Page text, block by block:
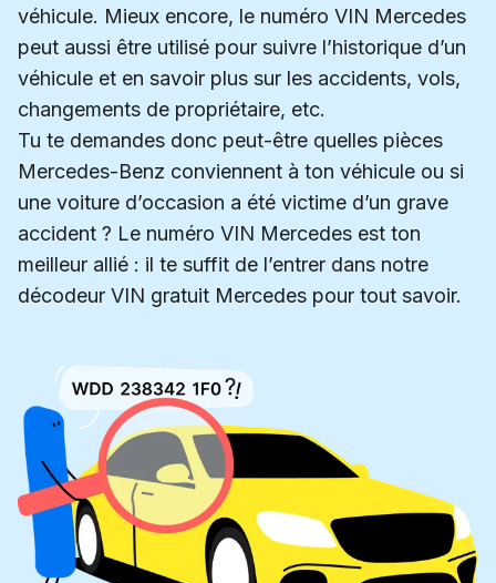
véhicule. Mieux encore, le numéro VIN Mercedes
peut aussi être utilisé pour suivre l’historique d’un
véhicule et en savoir plus sur les accidents, vols,
changements de propriétaire, etc.
Tu te demandes donc peut-être quelles pièces
Mercedes-Benz conviennent à ton véhicule ou si
une voiture d’occasion a été victime d’un grave
accident ? Le numéro VIN Mercedes est ton
meilleur allié : il te suffit de l’entrer dans notre
décodeur VIN gratuit Mercedes pour tout savoir.